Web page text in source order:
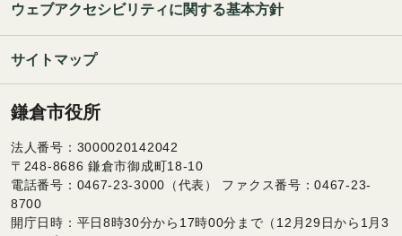
ウェブアクセシビリティに関する基本方針
サイトマップ
鎌倉市役所
法人番号：3000020142042
〒248-8686 鎌倉市御成町18-10
電話番号：0467-23-3000（代表） ファクス番号：0467-23-
8700
開庁日時：平日8時30分から17時00分まで（12月29日から1月3